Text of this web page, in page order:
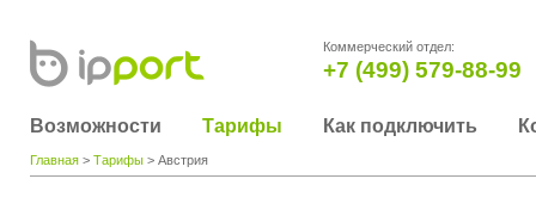
Коммерческий отдел:
+7 (499) 579-88-99
Возможности Тарифы Как подключить
Главная > Тарифы > Австрия